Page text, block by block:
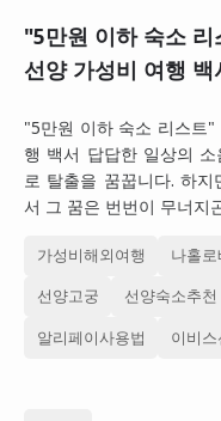
"5만원 이하 숙소
선양 가성비 여행 백
"5만원 이하 숙소 리스트
행 백서 답답한 일상의
로 탈출을 꿈꿉니다. 하
서 그 꿈은 번번이 무너지
가성비해외여행 나홀
선양고궁 선양숙소추천
알리페이사용법 이비